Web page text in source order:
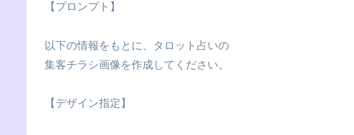
【プロンプト】
以下の情報をもとに、タロット占いの
集客チラシ画像を作成してください。
【デザイン指定】